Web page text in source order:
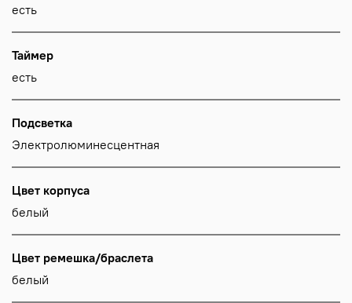
есть
Таймер
есть
Подсветка
Электролюминесцентная
Цвет корпуса
белый
Цвет ремешка/браслета
белый